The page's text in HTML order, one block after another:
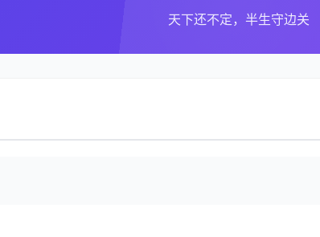
天下还不定，半生守边关